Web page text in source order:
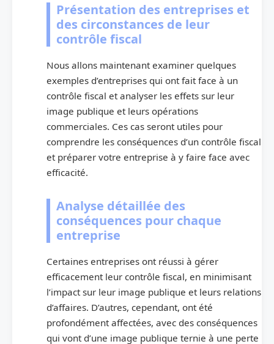
Présentation des entreprises et
des circonstances de leur
contrôle fiscal
Nous allons maintenant examiner quelques
exemples d’entreprises qui ont fait face à un
contrôle fiscal et analyser les effets sur leur
image publique et leurs opérations
commerciales. Ces cas seront utiles pour
comprendre les conséquences d’un contrôle fiscal
et préparer votre entreprise à y faire face avec
efficacité.
Analyse détaillée des
conséquences pour chaque
entreprise
Certaines entreprises ont réussi à gérer
efficacement leur contrôle fiscal, en minimisant
l’impact sur leur image publique et leurs relations
d’affaires. D’autres, cependant, ont été
profondément affectées, avec des conséquences
qui vont d’une image publique ternie à une perte